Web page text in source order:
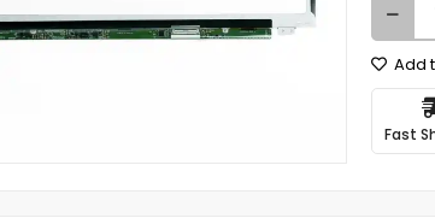
Add
Fast